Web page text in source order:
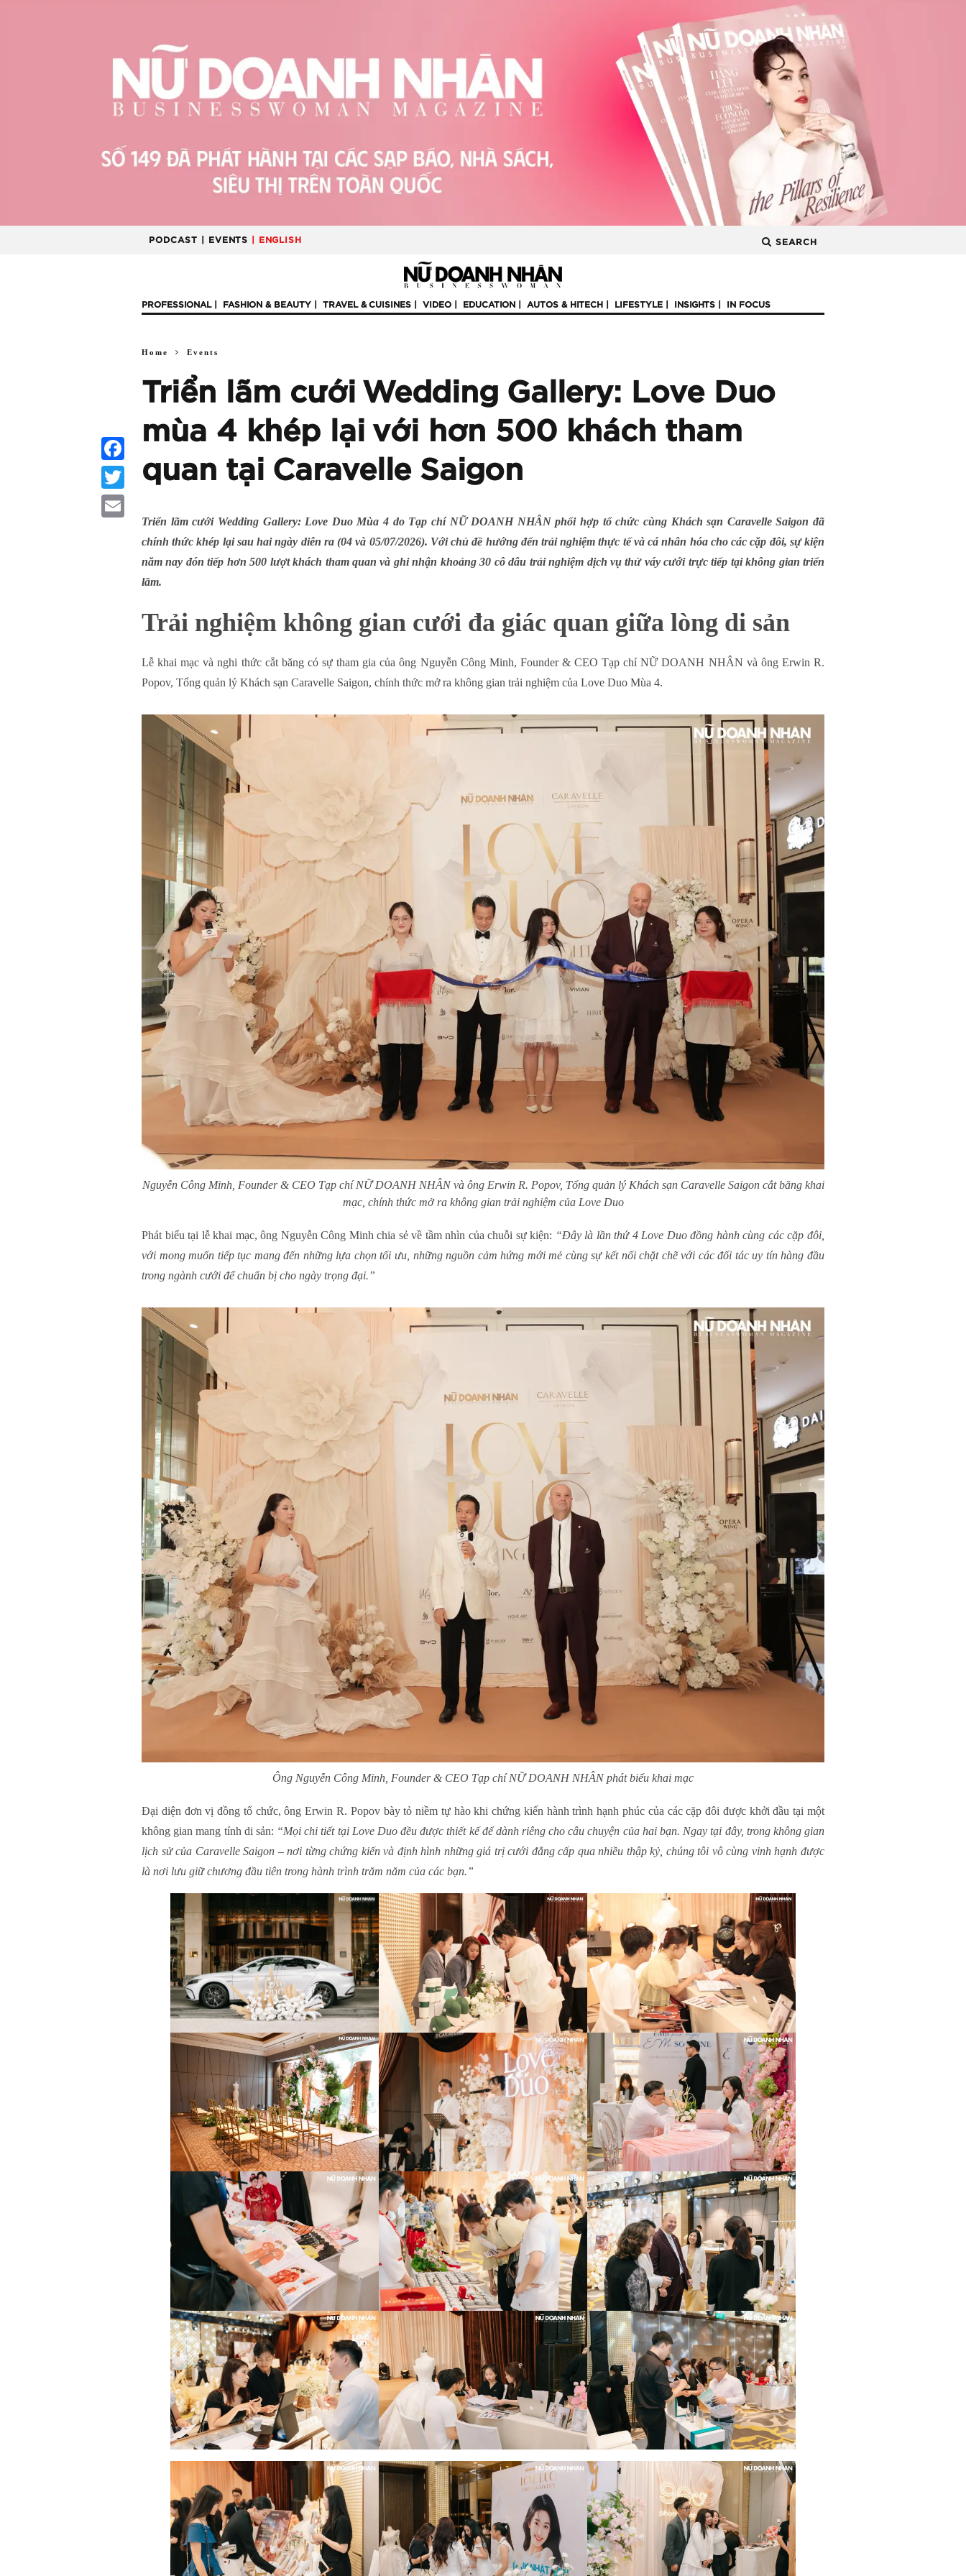
PODCAST | EVENTS | ENGLISH SEARCH
PROFESSIONAL FASHION & BEAUTY TRAVEL & CUISINES VIDEO EDUCATION AUTOS & HITECH LIFESTYLE INSIGHTS IN FOCUS
Home Events
Triển lãm cưới Wedding Gallery: Love Duo
mùa 4 khép lại với hơn 500 khách tham
quan tại Caravelle Saigon
Triển lãm cưới Wedding Gallery: Love Duo Mùa 4 do Tạp chí NỮ DOANH NHÂN phối hợp tổ chức cùng Khách sạn Caravelle Saigon đã
chính thức khép lại sau hai ngày diễn ra (04 và 05/07/2026). Với chủ đề hướng đến trải nghiệm thực tế và cá nhân hóa cho các cặp đôi, sự kiện
năm nay đón tiếp hơn 500 lượt khách tham quan và ghi nhận khoảng 30 cô dâu trải nghiệm dịch vụ thử váy cưới trực tiếp tại không gian triển
lãm.
Trải nghiệm không gian cưới đa giác quan giữa lòng di sản
Lễ khai mạc và nghi thức cắt băng có sự tham gia của ông Nguyễn Công Minh, Founder & CEO Tạp chí NỮ DOANH NHÂN và ông Erwin R.
Popov, Tổng quản lý Khách sạn Caravelle Saigon, chính thức mở ra không gian trải nghiệm của Love Duo Mùa 4.
Nguyễn Công Minh, Founder & CEO Tạp chí NỮ DOANH NHÂN và ông Erwin R. Popov, Tổng quản lý Khách sạn Caravelle Saigon cắt băng khai
mạc, chính thức mở ra không gian trải nghiệm của Love Duo
Phát biểu tại lễ khai mạc, ông Nguyễn Công Minh chia sẻ về tầm nhìn của chuỗi sự kiện: “Đây là lần thứ 4 Love Duo đồng hành cùng các cặp đôi,
với mong muốn tiếp tục mang đến những lựa chọn tối ưu, những nguồn cảm hứng mới mẻ cùng sự kết nối chặt chẽ với các đối tác uy tín hàng đầu
trong ngành cưới để chuẩn bị cho ngày trọng đại.”
Ông Nguyễn Công Minh, Founder & CEO Tạp chí NỮ DOANH NHÂN phát biểu khai mạc
Đại diện đơn vị đồng tổ chức, ông Erwin R. Popov bày tỏ niềm tự hào khi chứng kiến hành trình hạnh phúc của các cặp đôi được khởi đầu tại một
không gian mang tính di sản: “Mọi chi tiết tại Love Duo đều được thiết kế để dành riêng cho câu chuyện của hai bạn. Ngay tại đây, trong không gian
lịch sử của Caravelle Saigon – nơi từng chứng kiến và định hình những giá trị cưới đẳng cấp qua nhiều thập kỷ, chúng tôi vô cùng vinh hạnh được
là nơi lưu giữ chương đầu tiên trong hành trình trăm năm của các bạn.”
Facebook
Twitter